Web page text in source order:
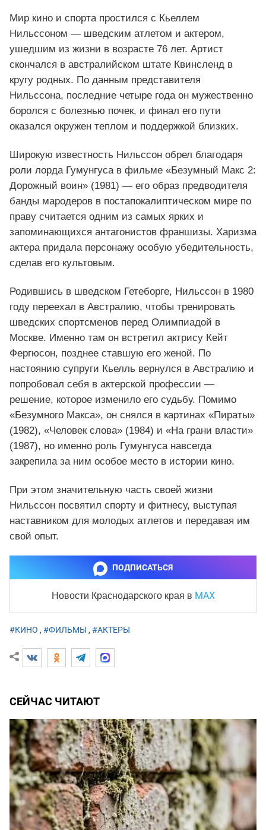
Мир кино и спорта простился с Кьеллем
Нильссоном — шведским атлетом и актером,
ушедшим из жизни в возрасте 76 лет. Артист
скончался в австралийском штате Квинсленд в
кругу родных. По данным представителя
Нильссона, последние четыре года он мужественно
боролся с болезнью почек, и финал его пути
оказался окружен теплом и поддержкой близких.
Широкую известность Нильссон обрел благодаря
роли лорда Гумунгуса в фильме «Безумный Макс 2:
Дорожный воин» (1981) — его образ предводителя
банды мародеров в постапокалиптическом мире по
праву считается одним из самых ярких и
запоминающихся антагонистов франшизы. Харизма
актера придала персонажу особую убедительность,
сделав его культовым.
Родившись в шведском Гетеборге, Нильссон в 1980
году переехал в Австралию, чтобы тренировать
шведских спортсменов перед Олимпиадой в
Москве. Именно там он встретил актрису Кейт
Фергюсон, позднее ставшую его женой. По
настоянию супруги Кьелль вернулся в Австралию и
попробовал себя в актерской профессии —
решение, которое изменило его судьбу. Помимо
«Безумного Макса», он снялся в картинах «Пираты»
(1982), «Человек слова» (1984) и «На грани власти»
(1987), но именно роль Гумунгуса навсегда
закрепила за ним особое место в истории кино.
При этом значительную часть своей жизни
Нильссон посвятил спорту и фитнесу, выступая
наставником для молодых атлетов и передавая им
свой опыт.
ПОДПИСАТЬСЯ
Новости Краснодарского края в MAX
#КИНО , #ФИЛЬМЫ , #АКТЕРЫ
СЕЙЧАС ЧИТАЮТ